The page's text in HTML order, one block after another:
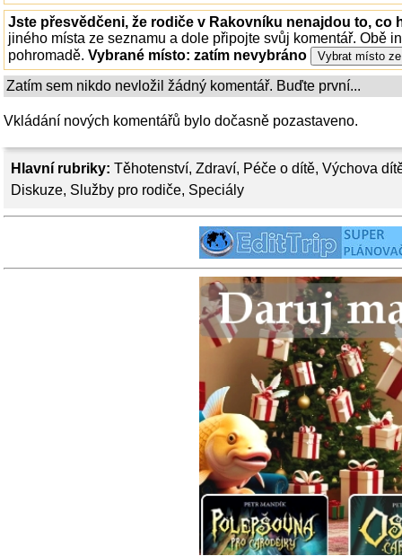
Hlavní rubriky: Těhotenství, Zdraví, Péče o dítě, Výchova
Diskuze, Služby pro rodiče, Speciály
Jste přesvědčeni, že rodiče v Rakovníku nenajdou to, co
jiného místa ze seznamu a dole připojte svůj komentář. Obě
pohromadě. Vybrané místo: zatím nevybráno
Zatím sem nikdo nevložil žádný komentář. Buďte první...
Vkládání nových komentářů bylo dočasně pozastaveno.